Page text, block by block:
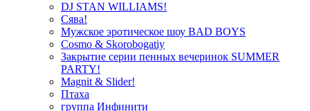
DJ STAN WILLIAMS!
Сява!
Мужское эротическое шоу BAD BOYS
Cosmo & Skorobogatiy
Закрытие серии пенных вечеринок SUMMER
PARTY!
Magnit & Slider!
Птаха
группа Инфинити